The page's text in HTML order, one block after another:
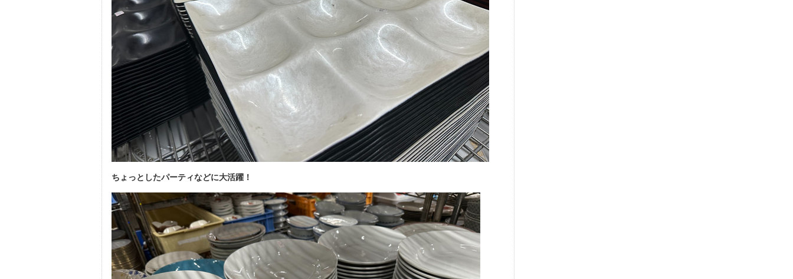
ちょっとしたパーティなどに大活躍！